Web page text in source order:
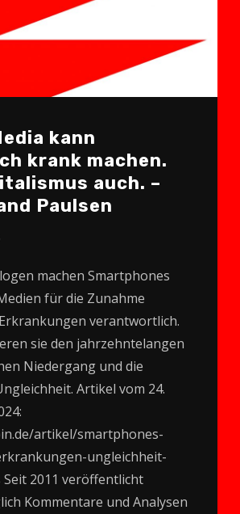
kann
krank machen.
auch. –
Paulsen
machen Smartphones
für die Zunahme
verantwortlich.
sie den jahrzehntelangen
Niedergang und die
Artikel vom 24.
artikel/smartphones-
ungleichheit-
2011 veröffentlicht
Kommentare und Analysen